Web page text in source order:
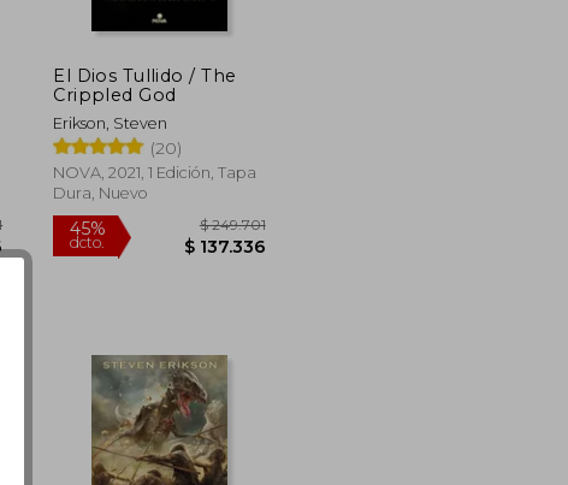
El Dios Tullido / The
Crippled God
Erikson, Steven
(20)
NOVA, 2021, 1 Edición, Tapa
Dura, Nuevo